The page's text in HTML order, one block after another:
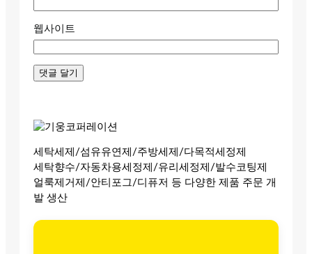
웹사이트
세탁세제/섬유유연제/주방세제/다목적세정제
세탁향수/자동차용세정제/유리세정제/발수코팅제
얼룩제거제/안티포그/디퓨저 등 다양한 제품 주문 개
발 생산